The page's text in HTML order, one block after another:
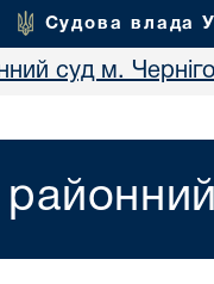
Судова влада
суд м.